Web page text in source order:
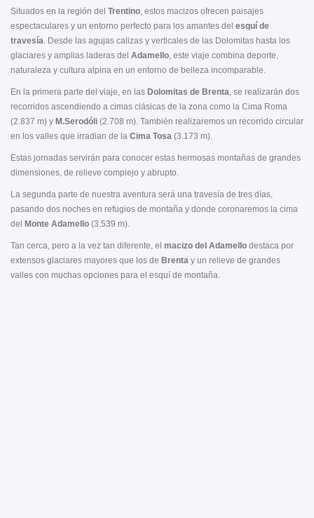
Situados en la región del Trentino, estos macizos ofrecen paisajes
espectaculares y un entorno perfecto para los amantes del esquí de
travesía. Desde las agujas calizas y verticales de las Dolomitas hasta los
glaciares y amplias laderas del Adamello, este viaje combina deporte,
naturaleza y cultura alpina en un entorno de belleza incomparable.
En la primera parte del viaje, en las Dolomitas de Brenta, se realizarán dos
recorridos ascendiendo a cimas clásicas de la zona como la Cima Roma
(2.837 m) y M.Serodóli (2.708 m). También realizaremos un recorrido circular
en los valles que irradian de la Cima Tosa (3.173 m).
Estas jornadas servirán para conocer estas hermosas montañas de grandes
dimensiones, de relieve complejo y abrupto.
La segunda parte de nuestra aventura será una travesía de tres días,
pasando dos noches en refugios de montaña y donde coronaremos la cima
del
Monte Adamello (3.539 m).
Tan cerca, pero a la vez tan diferente, el macizo del Adamello destaca por
extensos glaciares mayores que los de Brenta y un relieve de grandes
valles con muchas opciones para el esquí de montaña.